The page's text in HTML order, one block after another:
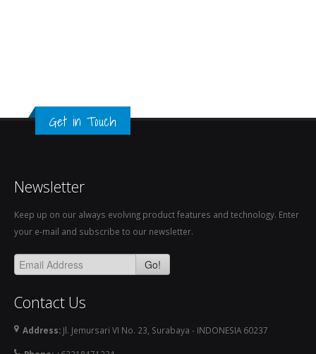
Get in Touch
Newsletter
Keep up on our always evolving product features and technology. Enter
your e-mail and subscribe to our newsletter.
Go!
Contact Us
Address: Jl. Jemursari VI No. 23, Surabaya - INDONESIA 60237